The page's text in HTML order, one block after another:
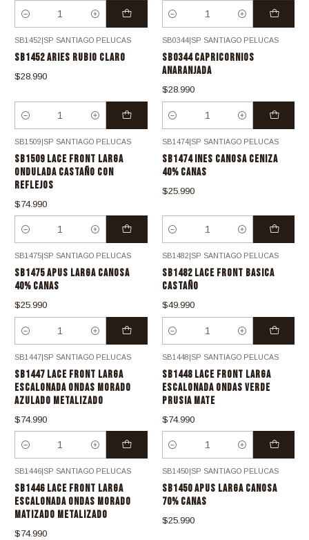
Cantidad Cantidad
SB1452 SP SANTIAGO PELUCAS
SB1452 ARIES RUBIO CLARO
$28.990
Cantidad
SB0344| SP SANTIAGO PELUCAS
SB0344 CAPRICORNIOS
ANARANJADA
$28.990
Cantidad
SB1509|SP SANTIAGO PELUCAS
SB1509 LACE FRONT LARGA
ONDULADA CASTAÑO CON
REFLEJOS
$74.990
Cantidad
SB1474|SP SANTIAGO PELUCAS
SB1474 INES CANOSA CENIZA
40% CANAS
$25.990
Cantidad
SB1475 SP SANTIAGO PELUCAS
SB1475 APUS LARGA CANOSA
40% CANAS
$25.990
Cantidad
SB1482 SP SANTIAGO PELUCAS
SB1482 LACE FRONT BASICA
CASTAÑO
$49.990
Cantidad
SB1447|SP SANTIAGO PELUCAS
SB1447 LACE FRONT LARGA
ESCALONADA ONDAS MORADO
AZULADO METALIZADO
$74.990
Cantidad
SB1448|SP SANTIAGO PELUCAS
SB1448 LACE FRONT LARGA
ESCALONADA ONDAS VERDE
PRUSIA MATE
$74.990
Cantidad
SB1446 SP SANTIAGO PELUCAS
SB1446 LACE FRONT LARGA
ESCALONADA ONDAS MORADO
MATIZADO METALIZADO
$74.990
SB1450 SP SANTIAGO PELUCAS
SB1450 APUS LARGA CANOSA
70% CANAS
$25.990